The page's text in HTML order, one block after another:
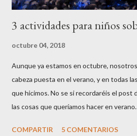
3 actividades para niños
octubre 04, 2018
Aunque ya estamos en octubre,
cabeza puesta en el verano, y en todas
que hicimos. No se si recordaréis el post
las cosas que queríamos hacer en
todo lo relacionado con ello . Y hicimos
COMPARTIR 5 COMENTARIOS